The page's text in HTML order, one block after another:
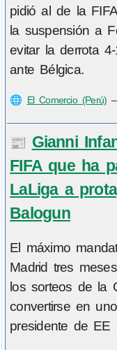
pidió al de la
la suspensión a
evitar la derrota
ante Bélgica.
🌐 El Comercio (Perú)
📰 Gianni
FIFA que ha
LaLiga a
Balogun
El máximo
Madrid tres
los sorteos de la
convertirse en
presidente de EE